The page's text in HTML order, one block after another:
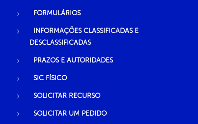
FORMULÁRIOS
INFORMAÇÕES CLASSIFICADAS E
DESCLASSIFICADAS
PRAZOS E AUTORIDADES
SIC FÍSICO
SOLICITAR RECURSO
SOLICITAR UM PEDIDO